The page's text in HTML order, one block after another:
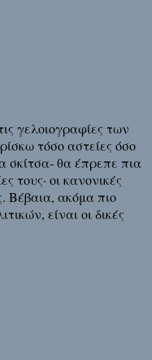
γελοιογραφίες των
τόσο αστείες όσο
σκίτσα- θα έπρεπε πια
τους· οι κανονικές
Βέβαια, ακόμα πιο
είναι οι δικές